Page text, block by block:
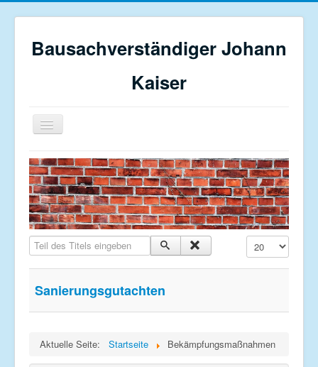
Bausachverständiger Johann
Kaiser
Navigation
an/aus
Home
Profil
Bauberatung
Restaurierung
Sanierungsgutachten
Datenschutz
Teil des Titels eingeben Anzeige #
Sanierungsgutachten
Aktuelle Seite: Startseite Bekämpfungsmaßnahmen